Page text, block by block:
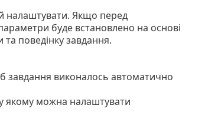
налаштувати. Якщо перед
буде встановлено на основі
поведінку завдання.
виконалось автоматично
якому можна налаштувати